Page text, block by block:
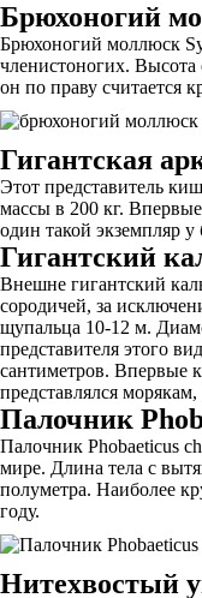
Брюхоногий
Брюхоногий моллюск
членистоногих. Высота
он по праву считается
Гигантская
Этот представитель
массы в 200 кг.
один такой экземпляр у
Гигантский
Внешне гигантский
сородичей, за
щупальца 10-12 м.
представителя этого
сантиметров. Впервые
представлялся
Палочник
Палочник Phobaeticus
мире. Длина тела с
полуметра. Наиболее
году.
Нитехвостый